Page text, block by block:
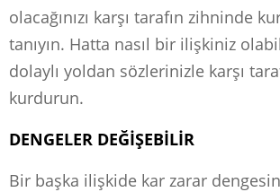
olacağınızı karşı tarafın zihninde
tanıyın. Hatta nasıl bir ilişkiniz
dolaylı yoldan sözlerinizle karşı
kurdurun.
DENGELER DEĞİŞEBİLİR
Bir başka ilişkide kar zarar